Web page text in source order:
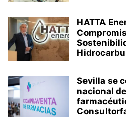
HATTA
Sevilla se
nacional